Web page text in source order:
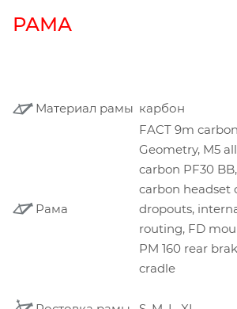
РАМА
Материал рамы карбон
Рама
FACT 9m
Geometry, M5
carbon PF30 BB,
carbon headset
dropouts,
routing, FD
PM 160 rear